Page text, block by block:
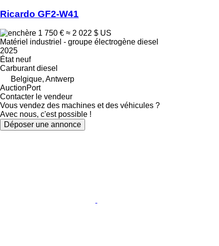
Ricardo GF2-W41
1 750 € ≈ 2 022 $ US
Matériel industriel - groupe électrogène diesel
2025
Étatneuf
Carburant diesel
Belgique, Antwerp
AuctionPort
Contacter le vendeur
Vous vendez des machines et des véhicules ?
Avec nous, c'est possible !
Déposer une annonce